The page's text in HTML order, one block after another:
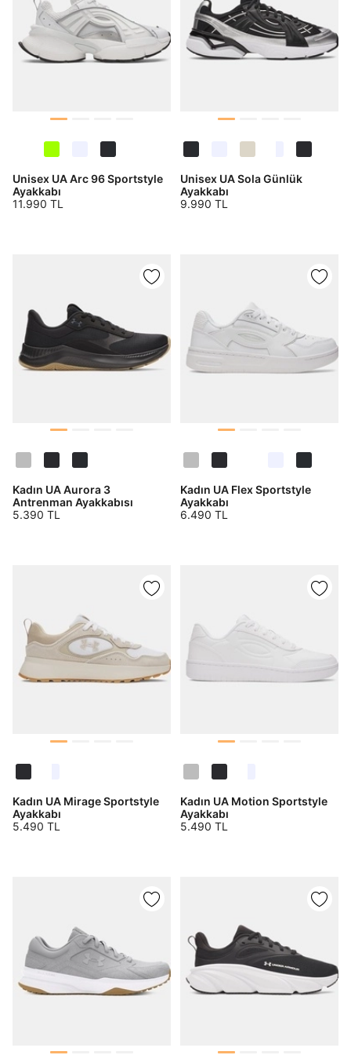
Unisex UA Arc 96 Sportstyle
Ayakkabı
11.990 TL
Unisex UA Sola Günlük
Ayakkabı
9.990 TL
Kadın UA Aurora 3
Antrenman Ayakkabısı
5.390 TL
Kadın UA Flex Sportstyle
Ayakkabı
6.490 TL
Kadın UA Mirage Sportstyle
Ayakkabı
5.490 TL
Kadın UA Motion Sportstyle
Ayakkabı
5.490 TL